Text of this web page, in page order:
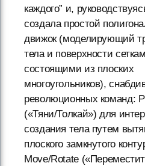
каждого” и,
создала простой
движок (моделирующий
тела и поверхности
состоящими из плоских
многоугольников),
революционных команд:
(«Тяни/Толкай») для
создания тела путем
плоского замкнутого
Move/Rotate